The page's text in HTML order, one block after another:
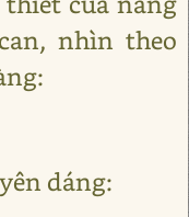
nhìn theo
dáng: